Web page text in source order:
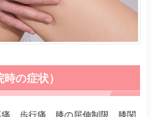
の症状）
、歩行痛、膝の屈伸制限、膝関